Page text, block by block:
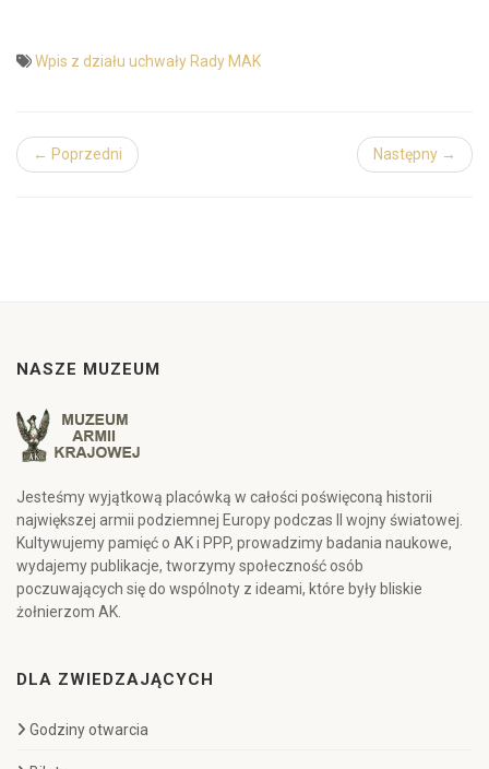
Wpis z działu uchwały Rady MAK
← Poprzedni Następny →
NASZE MUZEUM
Jesteśmy wyjątkową placówką w całości poświęconą historii
największej armii podziemnej Europy podczas II wojny światowej.
Kultywujemy pamięć o AK i PPP, prowadzimy badania naukowe,
wydajemy publikacje, tworzymy społeczność osób
poczuwających się do wspólnoty z ideami, które były bliskie
żołnierzom AK.
DLA ZWIEDZAJĄCYCH
Godziny otwarcia